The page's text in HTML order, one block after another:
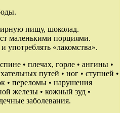
пищу, шоколад.
маленькими порциями.
употреблять «лакомства».
• плечах, горле • ангины •
путей • ног • ступней •
• переломы • нарушения
железы • кожный зуд •
заболевания.